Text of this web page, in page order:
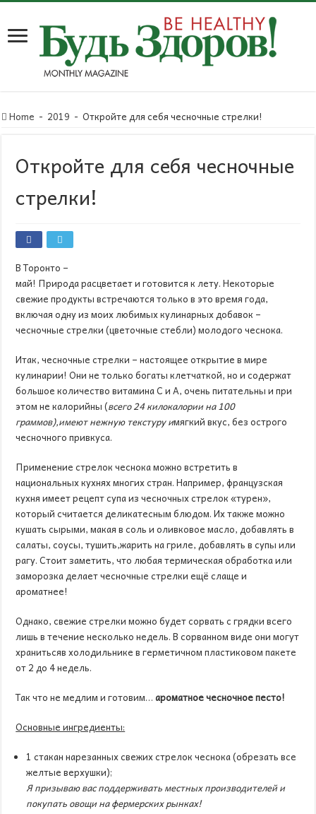
Home - 2019 - Откройте для себя чесночные стрелки!
Откройте для себя чесночные
стрелки!
В Торонто –
май! Природа расцветает и готовится к лету. Некоторые
свежие продукты встречаются только в это время года,
включая одну из моих любимых кулинарных добавок –
чесночные стрелки (цветочные стебли) молодого чеснока.
Итак, чесночные стрелки – настоящее открытие в мире
кулинарии! Они не только богаты клетчаткой, но и содержат
большое количество витамина С и А, очень питательны и при
этом не калорийны (всего 24 килокалории на 100
граммов),имеют нежную текстуру имягкий вкус, без острого
чесночного привкуса.
Применение стрелок чеснока можно встретить в
национальных кухнях многих стран. Например, французская
кухня имеет рецепт супа из чесночных стрелок «турен»,
который считается деликатесным блюдом. Их также можно
кушать сырыми, макая в соль и оливковое масло, добавлять в
салаты, соусы, тушить,жарить на гриле, добавлять в супы или
рагу. Стоит заметить, что любая термическая обработка или
заморозка делает чесночные стрелки ещё слаще и
ароматнее!
Однако, свежие стрелки можно будет сорвать с грядки всего
лишь в течение несколько недель. В сорванном виде они могут
хранитьсяв холодильнике в герметичном пластиковом пакете
от 2 до 4 недель.
Так что не медлим и готовим…ароматное чесночное песто!
Основные ингредиенты:
1 стакан нарезанных свежих стрелок чеснока (обрезать все
желтые верхушки);
Я призываю вас поддерживать местных производителей и
покупать овощи на фермерских рынках!